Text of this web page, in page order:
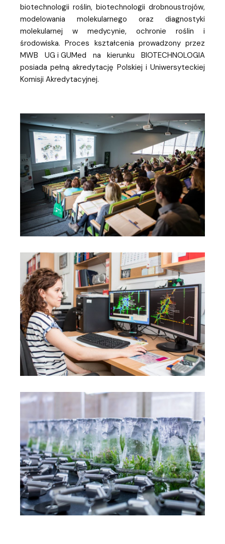
biotechnologii roślin, biotechnologii drobnoustrojów,
modelowania molekularnego oraz diagnostyki
molekularnej w medycynie, ochronie roślin i
środowiska. Proces kształcenia prowadzony przez
MWB UG i GUMed na kierunku BIOTECHNOLOGIA
posiada pełną akredytację Polskiej i Uniwersyteckiej
Komisji Akredytacyjnej.